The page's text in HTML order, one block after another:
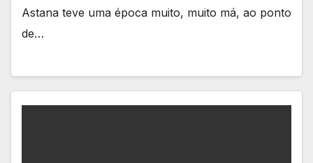
Astana teve uma época muito, muito má, ao ponto
de…